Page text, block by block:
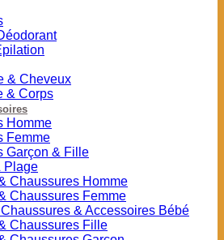
& Cheveux
& Corps
Homme
Femme
Garçon & Fille
Plage
Chaussures Homme
Chaussures Femme
& Accessoires Bébé
Chaussures Fille